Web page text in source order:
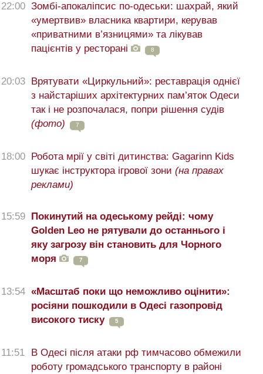
22:00 Зомбі-апокаліпсис по-одеськи: шахрай, який
«умертвив» власника квартири, керував
«приватними в’язницями» та лікував
пацієнтів у ресторані
8
20:03
Врятувати «Циркульний»: реставрація однієї
з найстаріших архітектурних пам’яток Одеси
так і не розпочалася, попри рішення судів
(фото)
7
18:00
Робота мрії у світі дитинства: Gagarinn Kids
шукає інструктора ігрової зони (на правах
реклами)
15:59
Покинутий на одеському рейді: чому
Golden Leo не рятували до останнього і
яку загрозу він становить для Чорного
моря
7
13:54 «Масштаб поки що неможливо оцінити»:
росіяни пошкодили в Одесі газопровід
високого тиску
5
11:51
В Одесі після атаки рф тимчасово обмежили
роботу громадського транспорту в районі